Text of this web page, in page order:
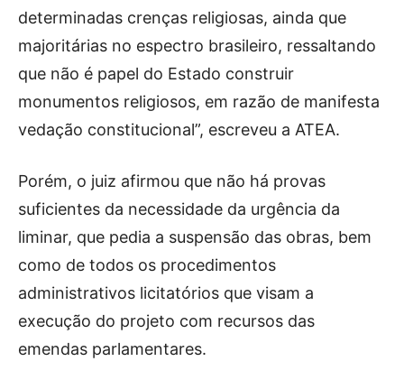
determinadas crenças religiosas, ainda que
majoritárias no espectro brasileiro, ressaltando
que não é papel do Estado construir
monumentos religiosos, em razão de manifesta
vedação constitucional”, escreveu a ATEA.
Porém, o juiz afirmou que não há provas
suficientes da necessidade da urgência da
liminar, que pedia a suspensão das obras, bem
como de todos os procedimentos
administrativos licitatórios que visam a
execução do projeto com recursos das
emendas parlamentares.